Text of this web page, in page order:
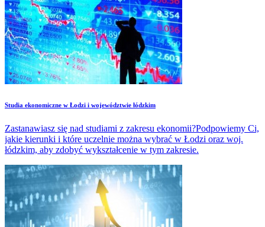
Studia ekonomiczne w Łodzi i województwie łódzkim
Zastanawiasz się nad studiami z zakresu ekonomii?Podpowiemy Ci,
jakie kierunki i które uczelnie można wybrać w Łodzi oraz woj.
łódzkim, aby zdobyć wykształcenie w tym zakresie.